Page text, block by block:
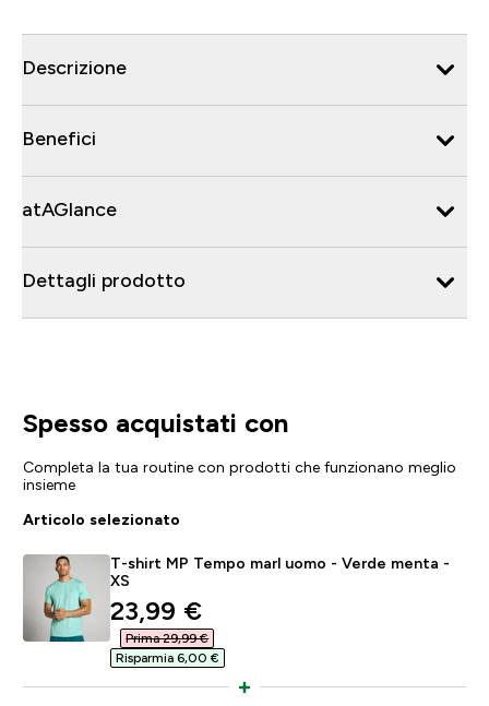
Descrizione
Benefici
atAGlance
Dettagli prodotto
Spesso acquistati con
Completa la tua routine con prodotti che funzionano meglio
insieme
Articolo selezionato
T-shirt MP Tempo marl uomo - Verde menta -
XS
discounted price
23,99 €‎
Prima 29,99 €‎
Risparmia 6,00 €‎